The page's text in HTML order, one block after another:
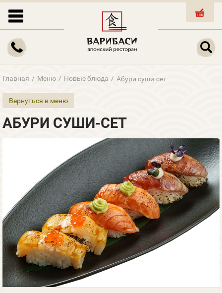
КОРЗИНА
Главная / Меню / Новые блюда / Абури суши-сет
Вернуться в меню
АБУРИ СУШИ-СЕТ